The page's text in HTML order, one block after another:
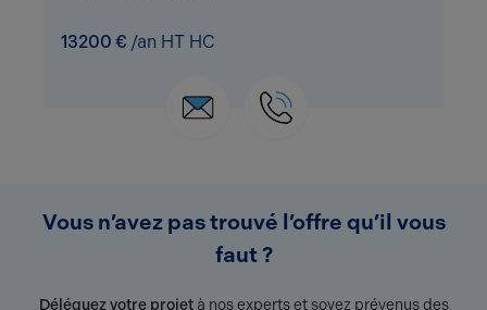
13200 € /an HT HC
Vous n’avez pas trouvé l’offre qu’il vous
faut ?
Déléguez votre projetà nos experts et soyez prévenus des